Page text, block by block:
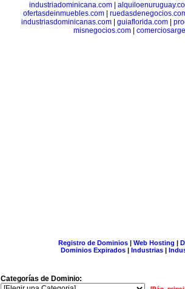
industriadominicana.com
ofertasdeinmuebles.com
industriasdominicanas.com
guiaflorida.com
misnegocios.com
Registro de Dominios| Web Hosting |
Dominios Expirados | Industrias |
Categorías de Dominio: